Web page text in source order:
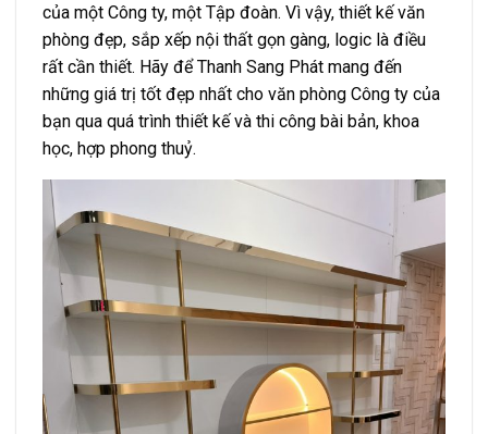
của một Công ty, một Tập đoàn. Vì vậy, thiết kế văn
phòng đẹp, sắp xếp nội thất gọn gàng, logic là điều
rất cần thiết. Hãy để Thanh Sang Phát mang đến
những giá trị tốt đẹp nhất cho văn phòng Công ty của
bạn qua quá trình thiết kế và thi công bài bản, khoa
học, hợp phong thuỷ.